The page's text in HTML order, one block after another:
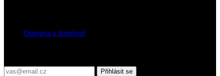
Doprava a doručení
Přihlásit se